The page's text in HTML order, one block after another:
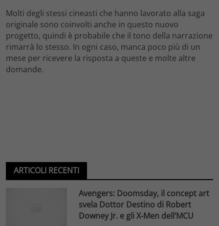
Molti degli stessi cineasti che hanno lavorato alla saga
originale sono coinvolti anche in questo nuovo
progetto, quindi è probabile che il tono della narrazione
rimarrà lo stesso. In ogni caso, manca poco più di un
mese per ricevere la risposta a queste e molte altre
domande.
ARTICOLI RECENTI
Avengers: Doomsday, il concept art
svela Dottor Destino di Robert
Downey Jr. e gli X-Men dell’MCU